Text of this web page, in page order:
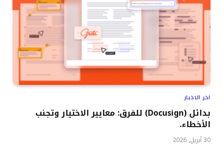
اخر الاخبار
بدائل (Docusign) للفرق: معايير الاختيار وتجنب
الأخطاء.
30 أبريل, 2026